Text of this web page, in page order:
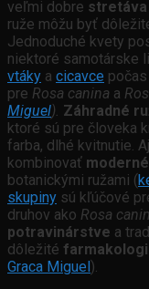
veľmi dobre stretáva
ruže môžu byť
Jednoduché kvety
niektoré samotárske
vtáky a cicavce
pre Rosa canina a
Miguel). Záhradné
ktoré sú pre človeka
farba, dlhé kvitnutie.
kombinovať
botanickými ružami (
skupiny sú kľúčové
druhov ako Rosa
potravinárstve a
dôležité
Graca Miguel ).